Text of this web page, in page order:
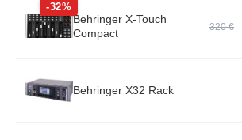
-32%
Behringer X-Touch
Compact
320 €
Behringer X32 Rack